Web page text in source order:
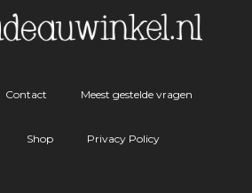
Contact Meest gestelde vragen
Shop Privacy Policy